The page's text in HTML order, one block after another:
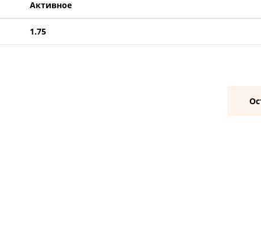
Активное
1.75